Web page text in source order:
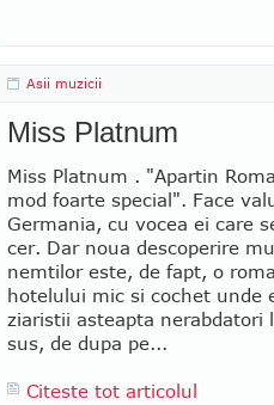
Asii muzicii
Miss Platnum
Miss Platnum . "Apartin
mod foarte special". Face
Germania, cu vocea ei care
cer. Dar noua descoperire
nemtilor este, de fapt, o
hotelului mic si cochet unde
ziaristii asteapta nerabdatori
sus, de dupa pe...
Citeste tot articolul